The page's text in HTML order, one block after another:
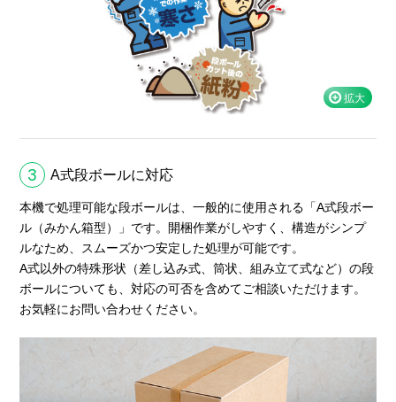
3 A式段ボールに対応
本機で処理可能な段ボールは、一般的に使用される「A式段ボー
ル（みかん箱型）」です。開梱作業がしやすく、構造がシンプ
ルなため、スムーズかつ安定した処理が可能です。
A式以外の特殊形状（差し込み式、筒状、組み立て式など）の段
ボールについても、対応の可否を含めてご相談いただけます。
お気軽にお問い合わせください。